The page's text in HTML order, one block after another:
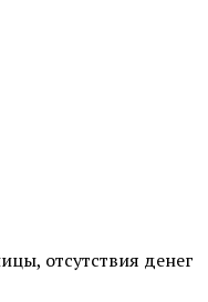
отсутствия денег